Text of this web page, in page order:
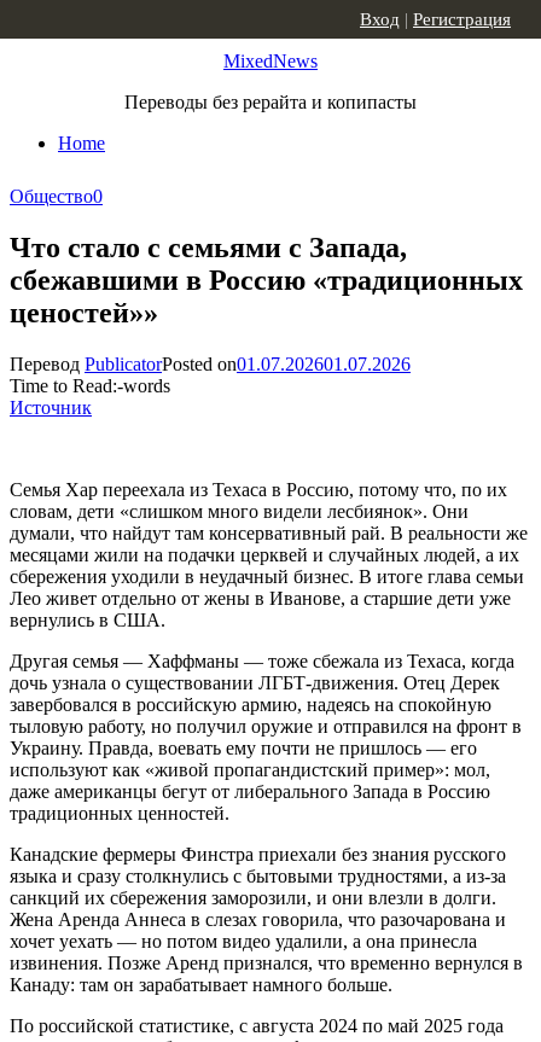
MixedNews
Переводы без рерайта и копипасты
Home
Вход | Регистрация
Общество0
Что стало с семьями с Запада,
сбежавшими в Россию «традиционных
ценостей»»
Перевод PublicatorPosted on01.07.202601.07.2026
Time to Read:-words
Источник
Семья Хар переехала из Техаса в Россию, потому что, по их
словам, дети «слишком много видели лесбиянок». Они
думали, что найдут там консервативный рай. В реальности же
месяцами жили на подачки церквей и случайных людей, а их
сбережения уходили в неудачный бизнес. В итоге глава семьи
Лео живет отдельно от жены в Иванове, а старшие дети уже
вернулись в США.
Другая семья — Хаффманы — тоже сбежала из Техаса, когда
дочь узнала о существовании ЛГБТ-движения. Отец Дерек
завербовался в российскую армию, надеясь на спокойную
тыловую работу, но получил оружие и отправился на фронт в
Украину. Правда, воевать ему почти не пришлось — его
используют как «живой пропагандистский пример»: мол,
даже американцы бегут от либерального Запада в Россию
традиционных ценностей.
Канадские фермеры Финстра приехали без знания русского
языка и сразу столкнулись с бытовыми трудностями, а из-за
санкций их сбережения заморозили, и они влезли в долги.
Жена Аренда Аннеса в слезах говорила, что разочарована и
хочет уехать — но потом видео удалили, а она принесла
извинения. Позже Аренд признался, что временно вернулся в
Канаду: там он зарабатывает намного больше.
По российской статистике, с августа 2024 по май 2025 года